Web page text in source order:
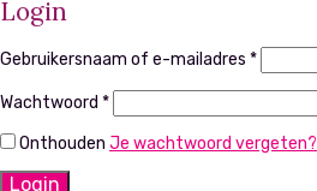
Login
Gebruikersnaam of e-mailadres *
Wachtwoord *
Onthouden Je wachtwoord vergeten?
Login